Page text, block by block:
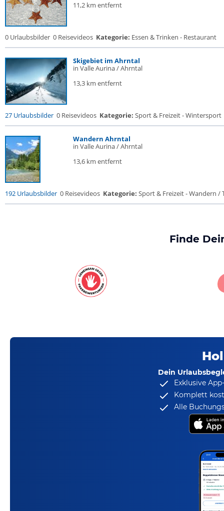
11,2 km entfernt
0 Urlaubsbilder 0 Reisevideos Kategorie: Essen & Trinken - Restaurant
Skigebiet im Ahrntal
in Valle Aurina / Ahrntal
13,3 km entfernt
27 Urlaubsbilder 0 Reisevideos Kategorie: Sport & Freizeit - Wintersport
Wandern Ahrntal
in Valle Aurina / Ahrntal
13,6 km entfernt
192 Urlaubsbilder 0 Reisevideos Kategorie: Sport & Freizeit - Wandern /
Finde
Dein
Exklusive
Komplett
Alle